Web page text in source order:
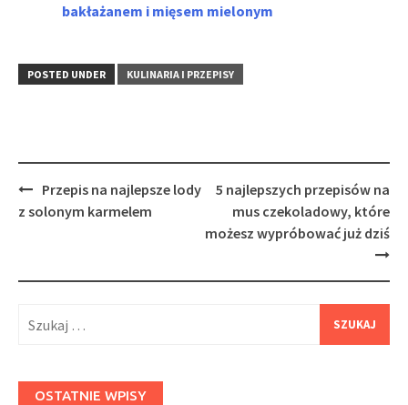
bakłażanem i mięsem mielonym
POSTED UNDER KULINARIA I PRZEPISY
Post
navigation
Przepis na najlepsze lody
z solonym karmelem
5 najlepszych przepisów na
mus czekoladowy, które
możesz wypróbować już dziś
OSTATNIE WPISY